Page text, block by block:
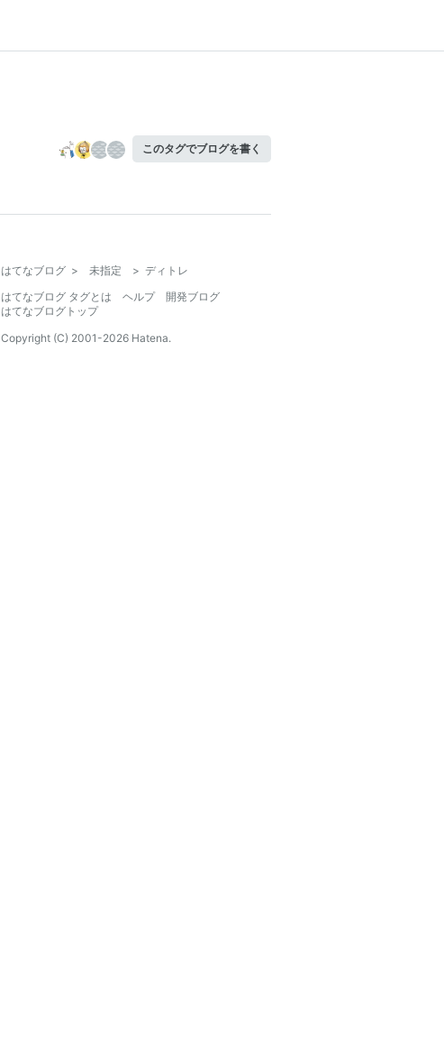
このタグでブログを書く
はてなブログ > 未指定 > ディトレ
はてなブログ タグとは
ヘルプ
開発ブログ
はてなブログトップ
Copyright (C) 2001-2026 Hatena.